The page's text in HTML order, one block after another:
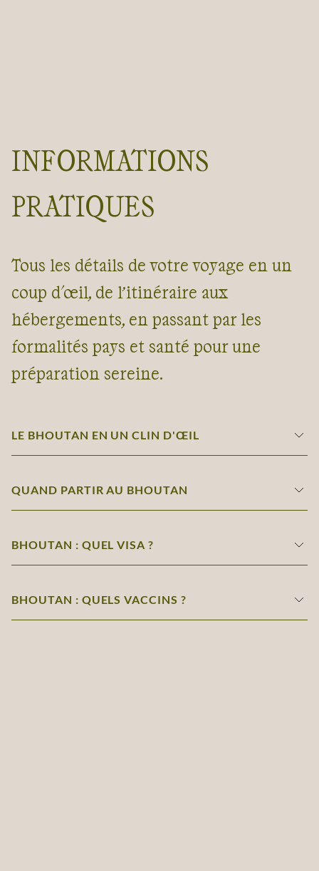
INFORMATIONS
PRATIQUES
Tous les détails de votre voyage en un
coup d'œil, de l’itinéraire aux
hébergements, en passant par les
formalités pays et santé pour une
préparation sereine.
LE BHOUTAN EN UN CLIN D'ŒIL
QUAND PARTIR AU BHOUTAN
BHOUTAN : QUEL VISA ?
BHOUTAN : QUELS VACCINS ?